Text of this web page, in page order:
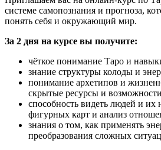
системе самопознания и прогноза,
понять себя и окружающий мир.
За 2 дня на курсе вы получите:
чёткое понимание Таро и
знание структуры колоды и
понимание архетипов и
скрытые ресурсы и
способность видеть людей и их
фигурных карт и анализ
знания о том, как применять
преобразования сложных